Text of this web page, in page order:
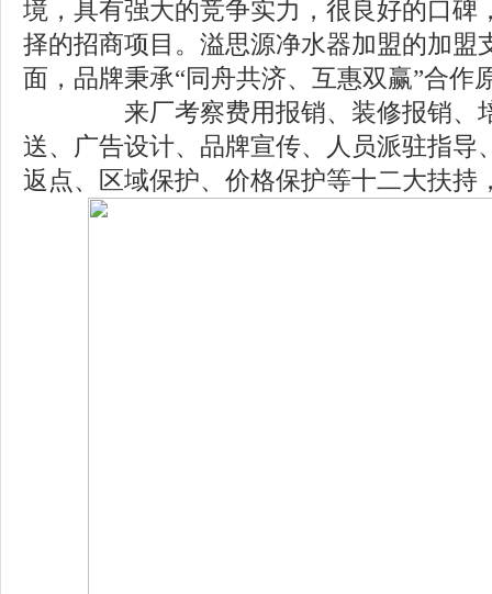
境，具有强大的竞争实力，很良好的口碑
择的招商项目。溢思源净水器加盟的加盟
面，品牌秉承“同舟共济、互惠双赢”合作
来厂考察费用报销、装修报销、培
送、广告设计、品牌宣传、人员派驻指导
返点、区域保护、价格保护等十二大扶持